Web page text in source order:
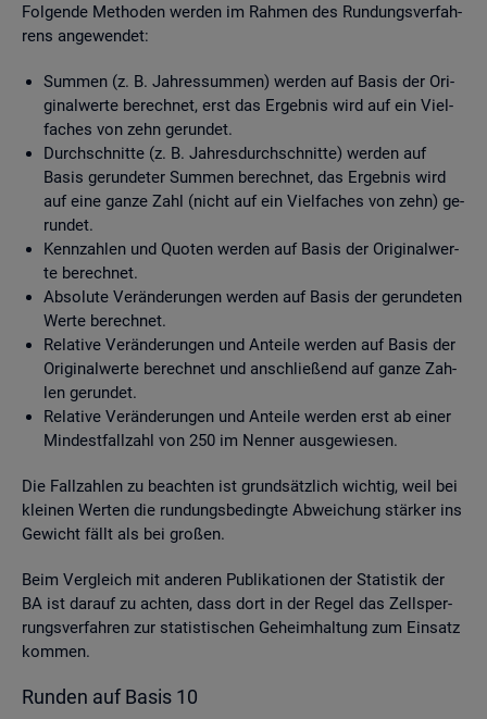
Fol­gen­de Me­tho­den wer­den im Rah­men des Run­dungs­ver­fah­
rens an­ge­wen­det:
Sum­men (z. B. Jah­res­sum­men) wer­den auf Basis der Ori­
gi­nal­wer­te be­rech­net, erst das Er­geb­nis wird auf ein Viel­
fa­ches von zehn ge­run­det.
Durch­schnit­te (z. B. Jah­res­durch­schnit­te) wer­den auf
Basis ge­run­de­ter Sum­men be­rech­net, das Er­geb­nis wird
auf eine ganze Zahl (nicht auf ein Viel­fa­ches von zehn) ge­
run­det.
Kenn­zah­len und Quo­ten wer­den auf Basis der Ori­gi­nal­wer­
te be­rech­net.
Ab­so­lu­te Ver­än­de­run­gen wer­den auf Basis der ge­run­de­ten
Werte be­rech­net.
Re­la­ti­ve Ver­än­de­run­gen und An­tei­le wer­den auf Basis der
Ori­gi­nal­wer­te be­rech­net und an­schlie­ßend auf ganze Zah­
len ge­run­det.
Re­la­ti­ve Ver­än­de­run­gen und An­tei­le wer­den erst ab einer
Min­dest­fall­zahl von 250 im Nen­ner aus­ge­wie­sen.
Die Fall­zah­len zu be­ach­ten ist grund­sätz­lich wich­tig, weil bei
klei­nen Wer­ten die run­dungs­be­ding­te Ab­wei­chung stär­ker ins
Ge­wicht fällt als bei gro­ßen.
Beim Ver­gleich mit an­de­ren Pu­bli­ka­tio­nen der Sta­tis­tik der
BA ist dar­auf zu ach­ten, dass dort in der Regel das Zell­sper­
rungs­ver­fah­ren zur sta­tis­ti­schen Ge­heim­hal­tung zum Ein­satz
kom­men.
Run­den auf Basis 10